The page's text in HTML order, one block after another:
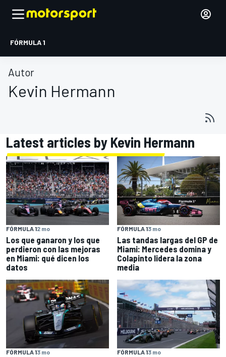
FÓRMULA 1
Autor
Kevin Hermann
Latest articles by Kevin Hermann
FÓRMULA 12 mo
Los que ganaron y los que
perdieron con las mejoras
en Miami: qué dicen los
datos
FÓRMULA 13 mo
Las tandas largas del GP de
Miami: Mercedes domina y
Colapinto lidera la zona
media
FÓRMULA 13 mo FÓRMULA 13 mo